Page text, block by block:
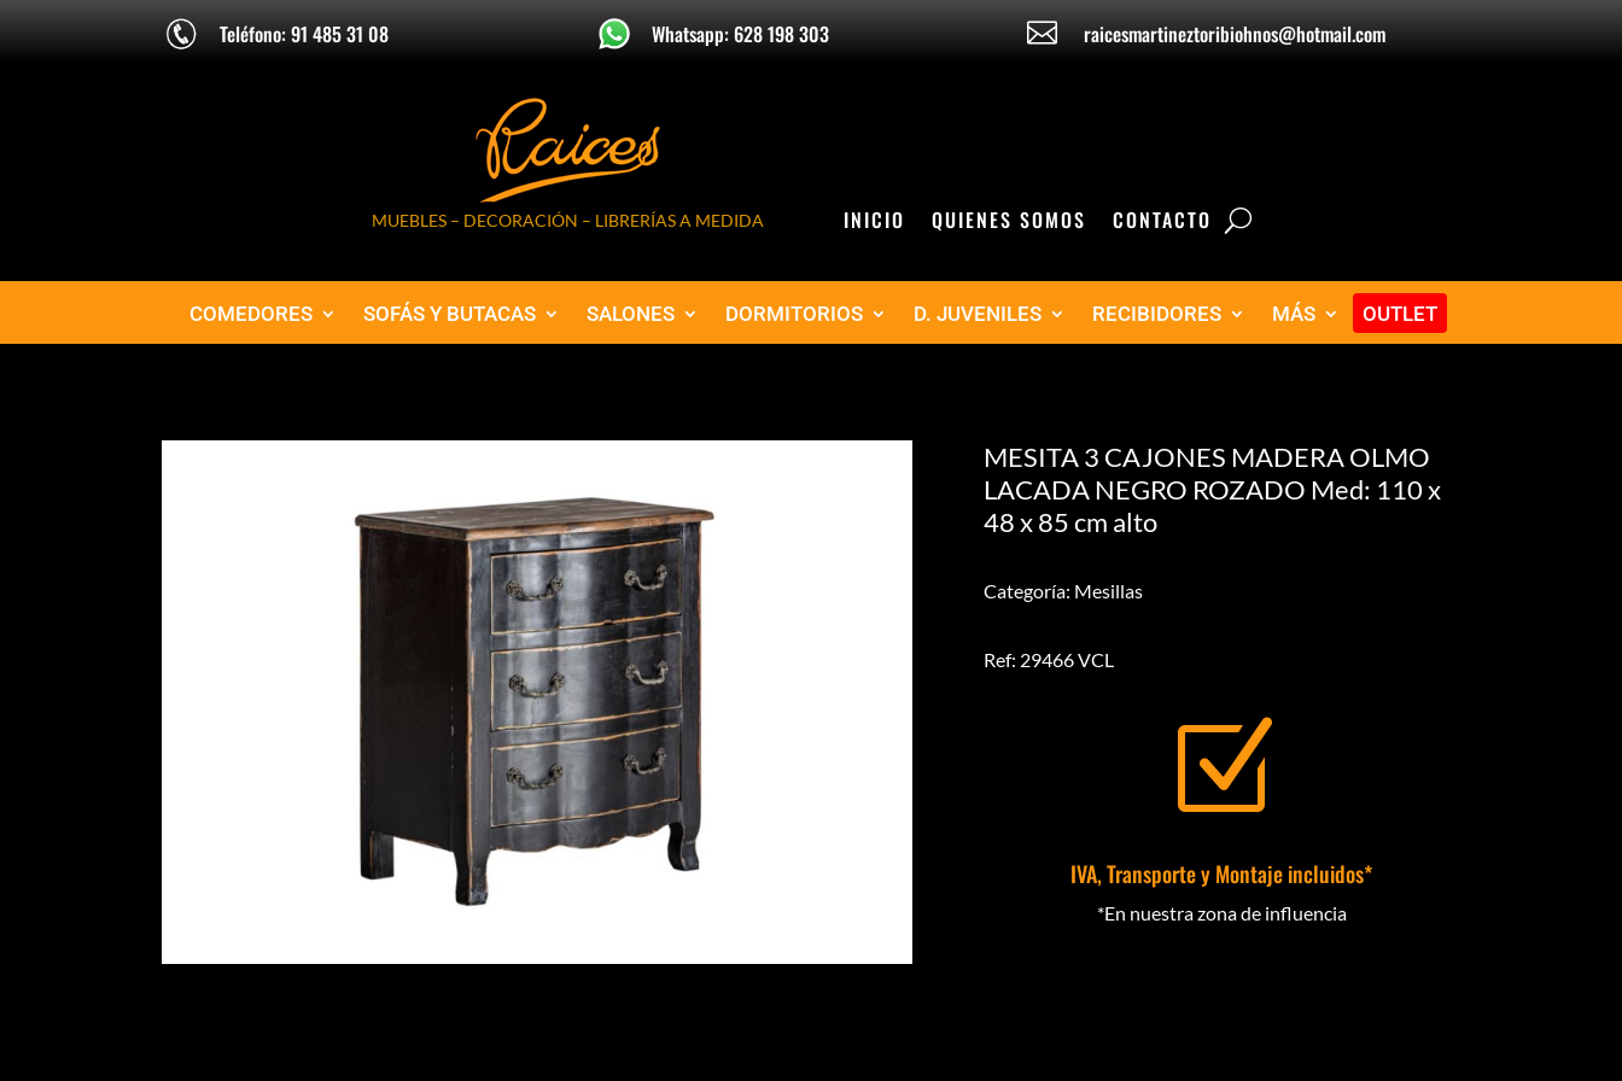
Teléfono: 91 485 31 08 Whatsapp: 628 198 303  raicesmartineztoribiohnos@hotmail.com
MUEBLES – DECORACIÓN – LIBRERÍAS A MEDIDA INICIO QUIENES SOMOS CONTACTO
COMEDORES SOFÁS Y BUTACAS SALONES DORMITORIOS D. JUVENILES RECIBIDORES MÁS OUTLET
MESITA 3 CAJONES MADERA OLMO
LACADA NEGRO ROZADO Med: 110 x
48 x 85 cm alto
Categoría: Mesillas
Ref: 29466 VCL
Z
IVA, Transporte y Montaje incluidos*
*En nuestra zona de influencia